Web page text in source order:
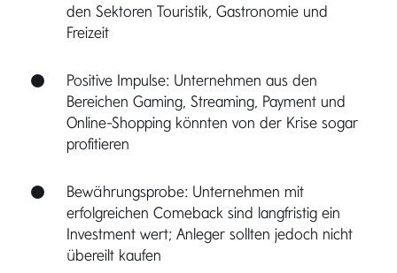
den Sektoren Touristik, Gastronomie und
Freizeit
Positive Impulse: Unternehmen aus den
Bereichen Gaming, Streaming, Payment und
Online-Shopping könnten von der Krise sogar
profitieren
Bewährungsprobe: Unternehmen mit
erfolgreichen Comeback sind langfristig ein
Investment wert; Anleger sollten jedoch nicht
übereilt kaufen